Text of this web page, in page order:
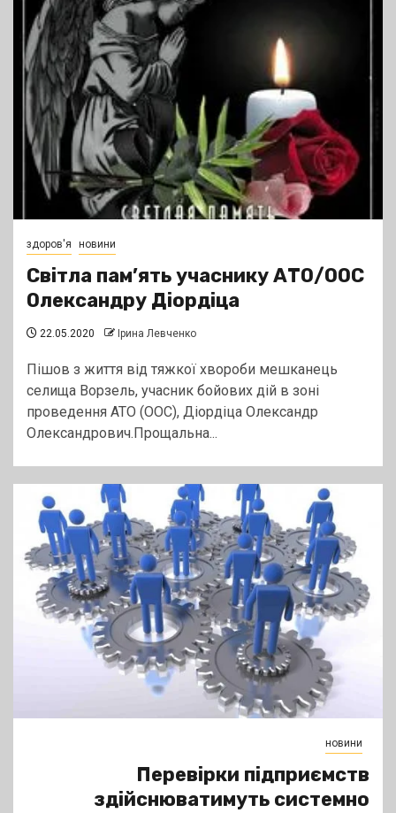
здоров'я новини
Світла пам’ять учаснику АТО/ООС
Олександру Діордіца
22.05.2020 Ірина Левченко
Пішов з життя від тяжкої хвороби мешканець
селища Ворзель, учасник бойових дій в зоні
проведення АТО (ООС), Діордіца Олександр
Олександрович.Прощальна...
новини
Перевірки підприємств
здійснюватимуть системно